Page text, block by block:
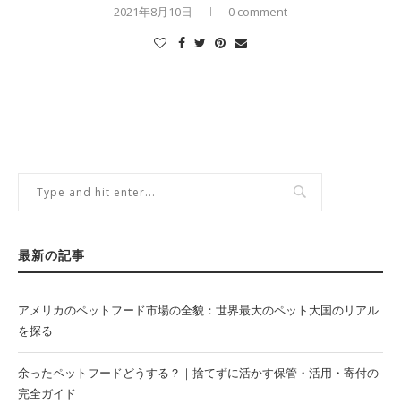
2021年8月10日 0 comment
最新の記事
アメリカのペットフード市場の全貌：世界最大のペット大国のリアル
を探る
余ったペットフードどうする？｜捨てずに活かす保管・活用・寄付の
完全ガイド